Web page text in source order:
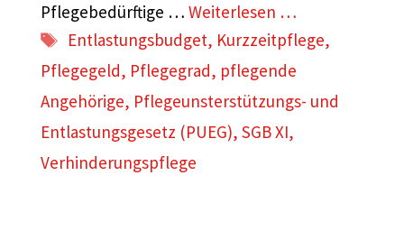
Pflegebedürftige … Weiterlesen …
Schlagwörter
Entlastungsbudget, Kurzzeitpflege,
Pflegegeld, Pflegegrad, pflegende
Angehörige, Pflegeunsterstützungs- und
Entlastungsgesetz (PUEG), SGB XI,
Verhinderungspflege